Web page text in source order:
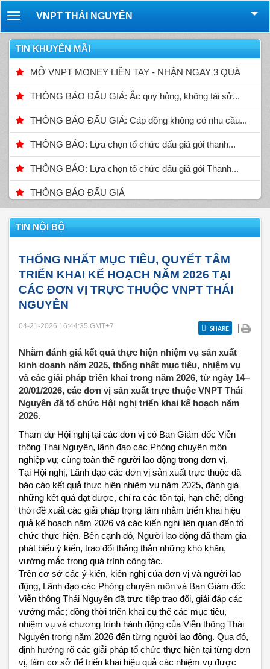
Toggle
navigation
VNPT THÁI NGUYÊN
TIN KHUYẾN MÃI
MỞ VNPT MONEY LIỀN TAY - NHẬN NGAY 3 QUÀ
THÔNG BÁO ĐẤU GIÁ: Ắc quy hỏng, không tái sử...
THÔNG BÁO ĐẤU GIÁ: Cáp đồng không có nhu cầu...
THÔNG BÁO: Lựa chọn tổ chức đấu giá gói thanh...
THÔNG BÁO: Lựa chọn tổ chức đấu giá gói Thanh...
THÔNG BÁO ĐẤU GIÁ
TIN NỘI BỘ
THỐNG NHẤT MỤC TIÊU, QUYẾT TÂM
TRIỂN KHAI KẾ HOẠCH NĂM 2026 TẠI
CÁC ĐƠN VỊ TRỰC THUỘC VNPT THÁI
NGUYÊN
04-21-2026 16:44:35 GMT+7 SHARE |
Nhằm đánh giá kết quả thực hiện nhiệm vụ sản xuất
kinh doanh năm 2025, thống nhất mục tiêu, nhiệm vụ
và các giải pháp triển khai trong năm 2026, từ ngày 14–
20/01/2026, các đơn vị sản xuất trực thuộc VNPT Thái
Nguyên đã tổ chức Hội nghị triển khai kế hoạch năm
2026.
Tham dự Hội nghị tại các đơn vị có Ban Giám đốc Viễn
thông Thái Nguyên, lãnh đạo các Phòng chuyên môn
nghiệp vụ; cùng toàn thể người lao động trong đơn vị.
Tại Hội nghị, Lãnh đạo các đơn vị sản xuất trực thuộc đã
báo cáo kết quả thực hiện nhiệm vụ năm 2025, đánh giá
những kết quả đạt được, chỉ ra các tồn tại, hạn chế; đồng
thời đề xuất các giải pháp trọng tâm nhằm triển khai hiệu
quả kế hoạch năm 2026 và các kiến nghị liên quan đến tổ
chức thực hiện. Bên cạnh đó, Người lao động đã tham gia
phát biểu ý kiến, trao đổi thẳng thắn những khó khăn,
vướng mắc trong quá trình công tác.
Trên cơ sở các ý kiến, kiến nghị của đơn vị và người lao
động, Lãnh đạo các Phòng chuyên môn và Ban Giám đốc
Viễn thông Thái Nguyên đã trực tiếp trao đổi, giải đáp các
vướng mắc; đồng thời triển khai cụ thể các mục tiêu,
nhiệm vụ và chương trình hành động của Viễn thông Thái
Nguyên trong năm 2026 đến từng người lao động. Qua đó,
định hướng rõ các giải pháp tổ chức thực hiện tại từng đơn
vị, làm cơ sở để triển khai hiệu quả các nhiệm vụ được